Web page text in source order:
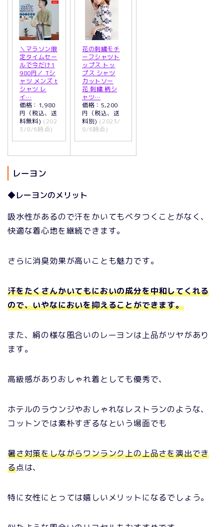
＼マラソン限
定タイムセー
ルで今だけ1
980円／ Tシ
ャツ メンズ t
シャツ レ
イ…
価格：1,980
円（税込、送
料無料) (202
3/8/6時点)
花の刺繍モチ
ーフシャツト
ップス トッ
プス シャツ
カットソー
花 刺繍 柄シ
ャツ…
価格：5,200
円（税込、送
料別) (2023/
8/6時点)
レーヨン
◆レーヨンのメリット
吸水性があるので汗をかいてもベタつくことがなく、
快適な着心地を継続できます。
さらに消臭効果が高いことも魅力です。
汗をたくさんかいてもにおいの成分を中和してくれる
ので、いやなにおいを抑えることができます。
また、絹の様な風合いのレーヨンは上品がツヤがあり
ます。
高級感がありおしゃれ着としても優秀で、
ホテルのラウンジやおしゃれなレストランのような、
コットンでは素朴すぎるなという場面でも
暑さ対策をしながらワンランク上の上品さを演出でき
る点は、
特に女性にとっては嬉しいメリットになるでしょう。